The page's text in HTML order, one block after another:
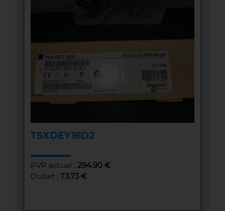
TSXDEY16D2
PVP actual : 294.90 €
Outlet : 73.73 €